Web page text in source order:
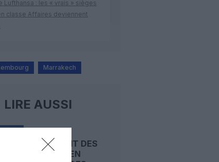
Lufthansa : les « vrais » sièges
classe Affaires deviennent
Marrakech
LIRE AUSSI
CONVERTIT DES
OPTIONS EN